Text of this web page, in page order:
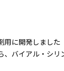
に開発しました
バイアル・シリ